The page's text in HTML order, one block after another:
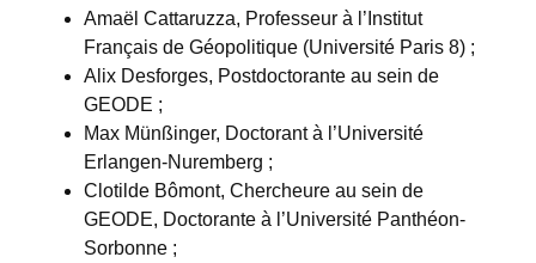
Amaël Cattaruzza, Professeur à l’Institut
Français de Géopolitique (Université Paris 8) ;
Alix Desforges, Postdoctorante au sein de
GEODE ;
Max Münßinger, Doctorant à l’Université
Erlangen-Nuremberg ;
Clotilde Bômont, Chercheure au sein de
GEODE, Doctorante à l’Université Panthéon-
Sorbonne ;